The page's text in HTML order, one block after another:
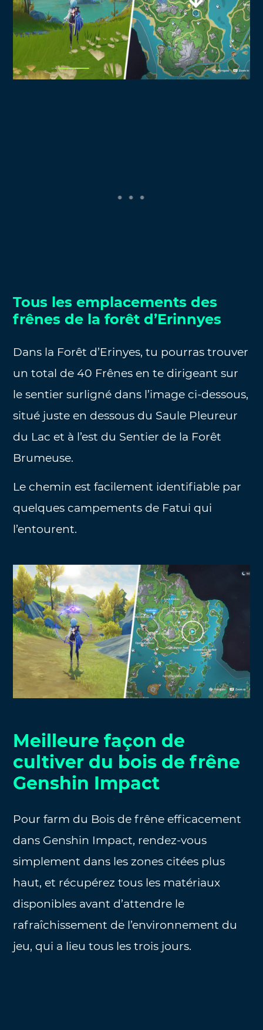
Tous les emplacements des
frênes de la forêt d’Erinnyes
Dans la Forêt d’Erinyes, tu pourras trouver
un total de 40 Frênes en te dirigeant sur
le sentier surligné dans l’image ci-dessous,
situé juste en dessous du Saule Pleureur
du Lac et à l’est du Sentier de la Forêt
Brumeuse.
Le chemin est facilement identifiable par
quelques campements de Fatui qui
l’entourent.
Meilleure façon de
cultiver du bois de frêne
Genshin Impact
Pour farm du Bois de frêne efficacement
dans Genshin Impact, rendez-vous
simplement dans les zones citées plus
haut, et récupérez tous les matériaux
disponibles avant d’attendre le
rafraîchissement de l’environnement du
jeu, qui a lieu tous les trois jours.